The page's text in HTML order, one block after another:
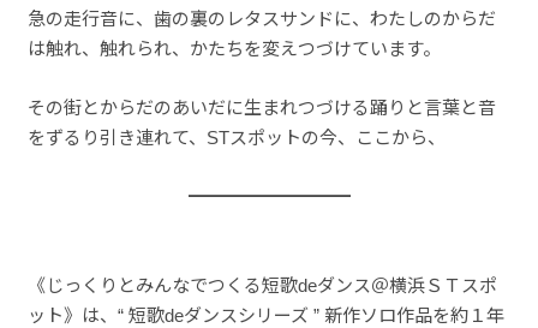
急の走行音に、歯の裏のレタスサンドに、わたしのからだ
は触れ、触れられ、かたちを変えつづけています。
その街とからだのあいだに生まれつづける踊りと言葉と音
をずるり引き連れて、STスポットの今、ここから、
━━━━━━━━━
《じっくりとみんなでつくる短歌deダンス＠横浜ＳＴスポ
ット》は、“ 短歌deダンスシリーズ ” 新作ソロ作品を約１年